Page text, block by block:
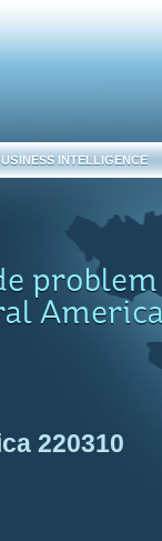
INTELLIGENCE
220310